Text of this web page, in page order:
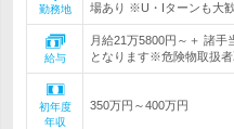
勤務地
場あり ※U・Iターンも大
給与
月給21万5800円～＋ 諸
となります※危険物取扱
初年度
年収
350万円～400万円